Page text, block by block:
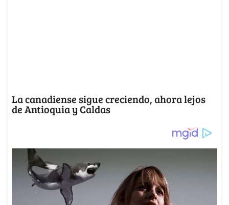
La canadiense sigue creciendo, ahora lejos
de Antioquia y Caldas